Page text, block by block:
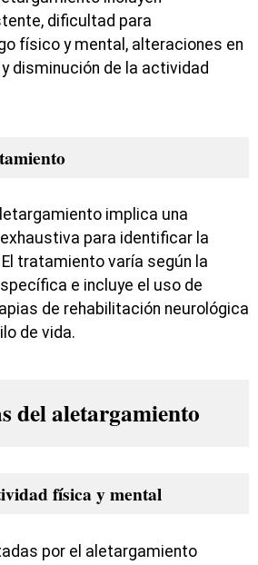
dificultad para
físico y mental, alteraciones en
disminución de la actividad
implica una
para identificar la
tratamiento varía según la
e incluye el uso de
de rehabilitación neurológica
de vida.
del aletargamiento
física y mental
por el aletargamiento